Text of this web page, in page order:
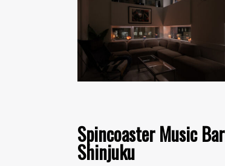
Spincoaster Music Bar
Shinjuku